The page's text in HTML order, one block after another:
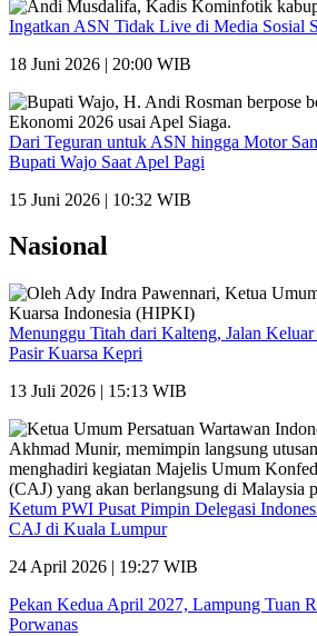
Ingatkan ASN Tidak Live di Media Sosial
18 Juni 2026 | 20:00 WIB
Dari Teguran untuk ASN hingga Motor
Bupati Wajo Saat Apel Pagi
15 Juni 2026 | 10:32 WIB
Nasional
Menunggu Titah dari Kalteng, Jalan
Pasir Kuarsa Kepri
13 Juli 2026 | 15:13 WIB
Ketum PWI Pusat Pimpin Delegasi
CAJ di Kuala Lumpur
24 April 2026 | 19:27 WIB
Pekan Kedua April 2027, Lampung Tuan
Porwanas